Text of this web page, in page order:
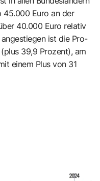
45.000 Euro an der
40.000 Euro relativ
ist die Pro-
39,9 Prozent), am
einem Plus von 31